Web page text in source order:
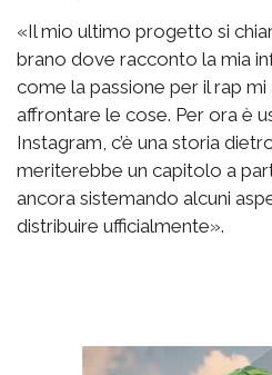
«Il mio ultimo progetto si
brano dove racconto la mia
come la passione per il rap
affrontare le cose. Per ora è
Instagram, c’è una storia
meriterebbe un capitolo a
ancora sistemando alcuni
distribuire ufficialmente».